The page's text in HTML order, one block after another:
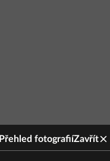
Přehled fotografiíZavřít